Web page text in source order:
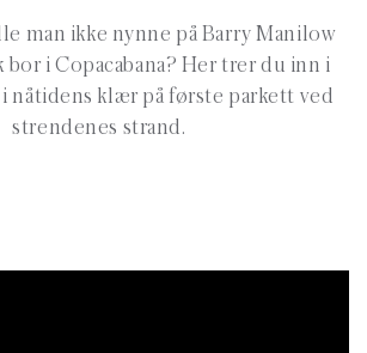
man ikke nynne på Barry Manilow
bor i Copacabana? Her trer du inn i
nåtidens klær på første parkett ved
strendenes strand.